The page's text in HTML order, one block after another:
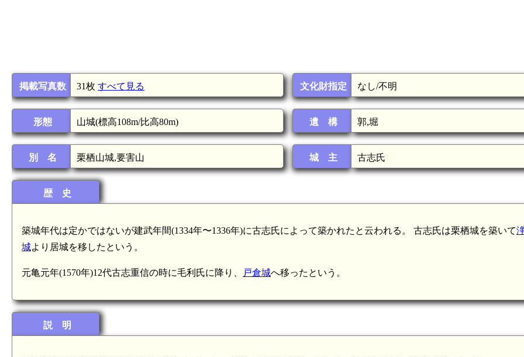
掲載写真数 31枚 すべて見る
形態 山城(標高108m/比高80m)
別 名 栗栖山城,要害山
文化財指定 なし/不明
遺 構 郭,堀
城 主 古志氏
歴 史
築城年代は定かではないが建武年間(1334年〜1336年)に古志氏によって築かれたと云われる。 古志氏は栗栖城を築いて
城より居城を移したという。
元亀元年(1570年)12代古志重信の時に毛利氏に降り、 戸倉城へ移ったという。
説 明